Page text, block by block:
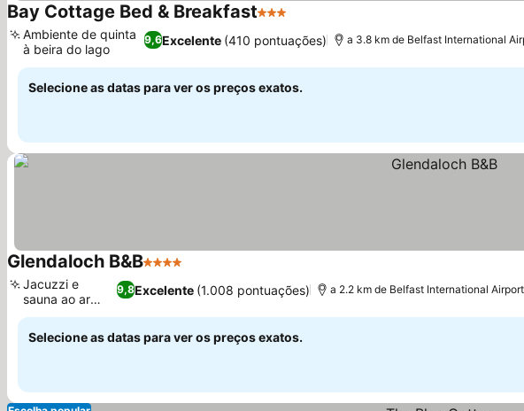
Bay Cottage Bed & Breakfast3 Estrelas
9,6Excelente (410 pontuações)
Ambiente de quinta
à beira do lago
a 3.8 km de Belfast International
Selecione as datas para ver os preços exatos.
Glendaloch B&B4 Estrelas
9,8Excelente (1.008 pontuações)
Jacuzzi e
sauna ao ar
livre
a 2.2 km de Belfast International Airport
Selecione as datas para ver os preços exatos.